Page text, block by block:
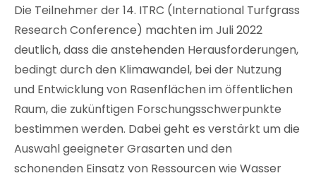
Die Teilnehmer der 14. ITRC (International Turfgrass
Research Conference) machten im Juli 2022
deutlich, dass die anstehenden Herausforderungen,
bedingt durch den Klimawandel, bei der Nutzung
und Entwicklung von Rasenflächen im öffentlichen
Raum, die zukünftigen Forschungsschwerpunkte
bestimmen werden. Dabei geht es verstärkt um die
Auswahl geeigneter Grasarten und den
schonenden Einsatz von Ressourcen wie Wasser